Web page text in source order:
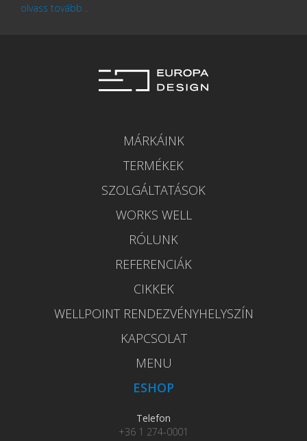
olvass tovább...
MÁRKÁINK
TERMÉKEK
SZOLGÁLTATÁSOK
WORKS WELL
RÓLUNK
REFERENCIÁK
CIKKEK
WELLPOINT RENDEZVÉNYHELYSZÍN
KAPCSOLAT
MENU
ESHOP
Telefon
+36 1 274-0001